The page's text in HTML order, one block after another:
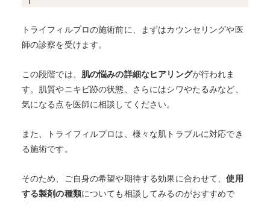
トライフィルプロの施術前に、まずはカウンセリングや医
師の診察を受けます。
この段階では、 肌の悩みの詳細なヒアリングが行われま
す。肌質やニキビ跡の状態、さらにはシワやたるみなど、
気になる点を医師に相談してください。
また、トライフィルプロは、様々な肌トラブルに対応でき
る施術です。
そのため、ご自身の希望や期待する効果に合わせて、使用
する製剤の種類についても相談してみるのがおすすめで